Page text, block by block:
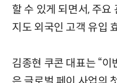
할 수 있게 되면서, 주
지도 외국인 고객 유입
김종현 쿠콘 대표는 “